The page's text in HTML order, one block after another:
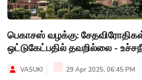
பெகாசஸ் வழக்கு:
ஒட்டுகேட்பதில் தவறில்லை -
VASUKI 29 Apr 2025, 06:45 PM